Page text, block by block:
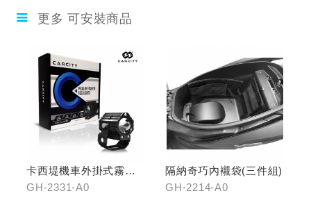
更多 可安裝商品
卡西堤機車外掛式霧燈
組(雙燈)
GH-2331-A0
隔納奇巧內襯袋(三件組)
GH-2214-A0